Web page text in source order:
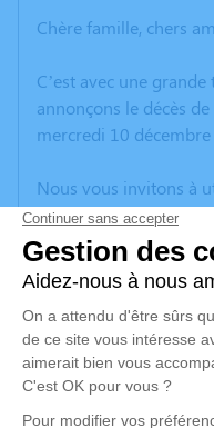
Chère famille, chers
C’est avec une
annonçons le décès
mercredi 10
Nous vous invitons à
vos condoléances,
anecdote ou exprimer
poèmes ou des
d'expression dédié à
HUON.
Un service de
disponible ici.